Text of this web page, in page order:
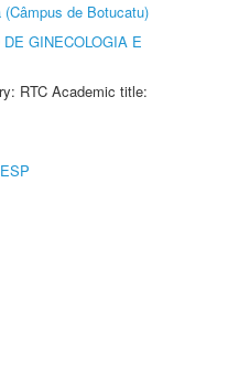
de Botucatu)
GINECOLOGIA E
RTC Academic title: